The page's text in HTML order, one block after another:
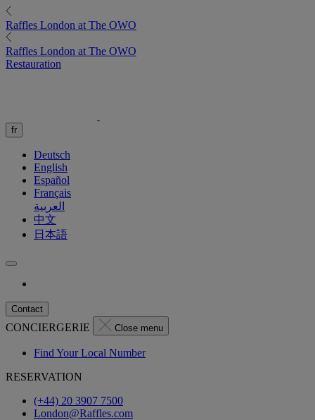
Raffles London at The OWO
Raffles London at The OWO
Restauration
fr
Deutsch
English
Español
Français
العربية
中文
日本語
Contact
CONCIERGERIE Close menu
Find Your Local Number
RESERVATION
(+44) 20 3907 7500
London@Raffles.com